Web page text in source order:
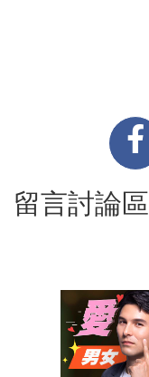
留言討論區